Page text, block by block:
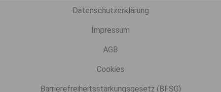
Datenschutzerklärung
Impressum
AGB
Cookies
Barrierefreiheitsstärkungsgesetz (BFSG)